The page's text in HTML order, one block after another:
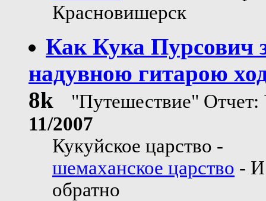
Красновишерск
Как Кука Пурсович
надувною гитарою
8k
"Путешествие" Отчет:
11/2007
Кукуйское царство -
шемаханское царство - И
обратно